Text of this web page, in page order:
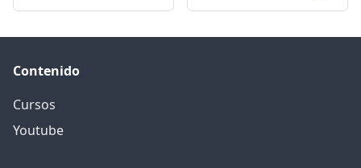
Contenido
Cursos
Youtube